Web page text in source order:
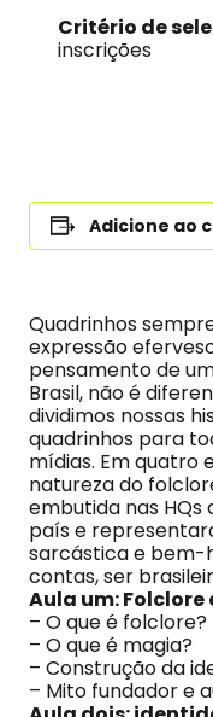
Critério de
inscrições
Adicione ao
Quadrinhos
expressão
pensamento de
Brasil, não é
dividimos nossas
quadrinhos para
mídias. Em quatro
natureza do
embutida nas HQs
país e
sarcástica e bem-
contas, ser
Aula um:
– O que é folclore?
– O que é magia?
– Construção da
– Mito fundador e